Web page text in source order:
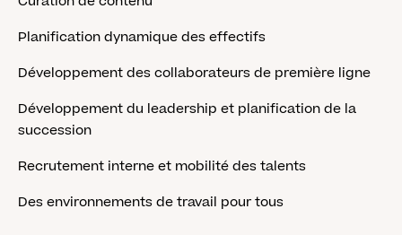
Planification dynamique des effectifs
Développement des collaborateurs de première ligne
Développement du leadership et planification de la
succession
Recrutement interne et mobilité des talents
Des environnements de travail pour tous